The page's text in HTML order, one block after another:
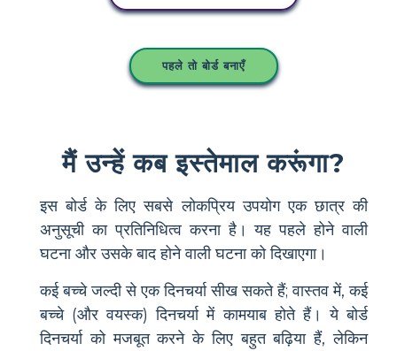
पहले तो बोर्ड बनाएँ
मैं उन्हें कब इस्तेमाल करूंगा?
इस बोर्ड के लिए सबसे लोकप्रिय उपयोग एक छात्र की
अनुसूची का प्रतिनिधित्व करना है। यह पहले होने वाली
घटना और उसके बाद होने वाली घटना को दिखाएगा।
कई बच्चे जल्दी से एक दिनचर्या सीख सकते हैं; वास्तव में, कई
बच्चे (और वयस्क) दिनचर्या में कामयाब होते हैं। ये बोर्ड
दिनचर्या को मजबूत करने के लिए बहुत बढ़िया हैं, लेकिन